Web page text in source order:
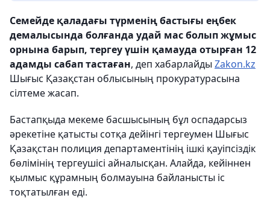
Семейде қаладағы түрменің бастығы еңбек
демалысында болғанда удай мас болып жұмыс
орнына барып, тергеу үшін қамауда отырған 12
адамды сабап тастаған, деп хабарлайды Zakon.kz
Шығыс Қазақстан облысының прокуратурасына
сілтеме жасап.
Бастапқыда мекеме басшысының бұл оспадарсыз
әрекетіне қатысты сотқа дейінгі тергеумен Шығыс
Қазақстан полиция департаментінің ішкі қауіпсіздік
бөлімінің тергеушісі айналысқан. Алайда, кейіннен
қылмыс құрамның болмауына байланысты іс
тоқтатылған еді.